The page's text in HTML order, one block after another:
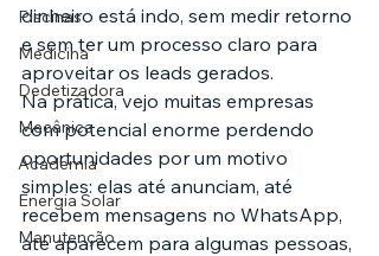
Piscinas
Medicina
Dedetizadora
Mecânica
Academia
Energia Solar
Manutenção
dinheiro está indo, sem medir retorno
e sem ter um processo claro para
aproveitar os leads gerados.
Na prática, vejo muitas empresas
com potencial enorme perdendo
oportunidades por um motivo
simples: elas até anunciam, até
recebem mensagens no WhatsApp,
até aparecem para algumas pessoas,